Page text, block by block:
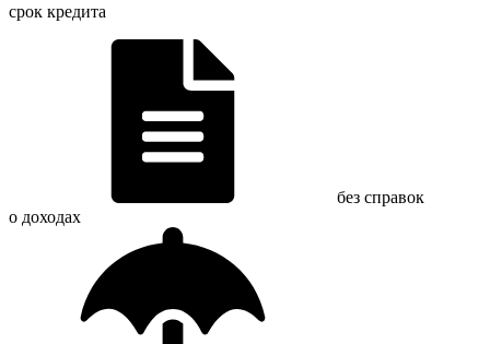
срок кредита
без справок
о доходах